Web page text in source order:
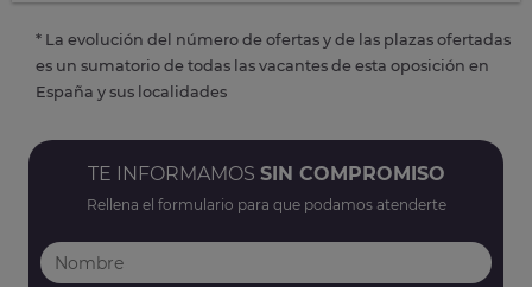
* La evolución del número de ofertas y de las plazas ofertadas
es un sumatorio de todas las vacantes de esta oposición en
España y sus localidades
TE INFORMAMOS SIN COMPROMISO
Rellena el formulario para que podamos atenderte